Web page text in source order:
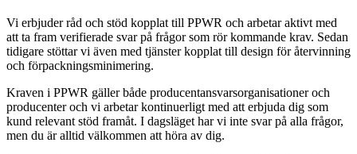
Vi erbjuder råd och stöd kopplat till PPWR och arbetar aktivt med
att ta fram verifierade svar på frågor som rör kommande krav. Sedan
tidigare stöttar vi även med tjänster kopplat till design för återvinning
och förpackningsminimering.
Kraven i PPWR gäller både producentansvarsorganisationer och
producenter och vi arbetar kontinuerligt med att erbjuda dig som
kund relevant stöd framåt. I dagsläget har vi inte svar på alla frågor,
men du är alltid välkommen att höra av dig.